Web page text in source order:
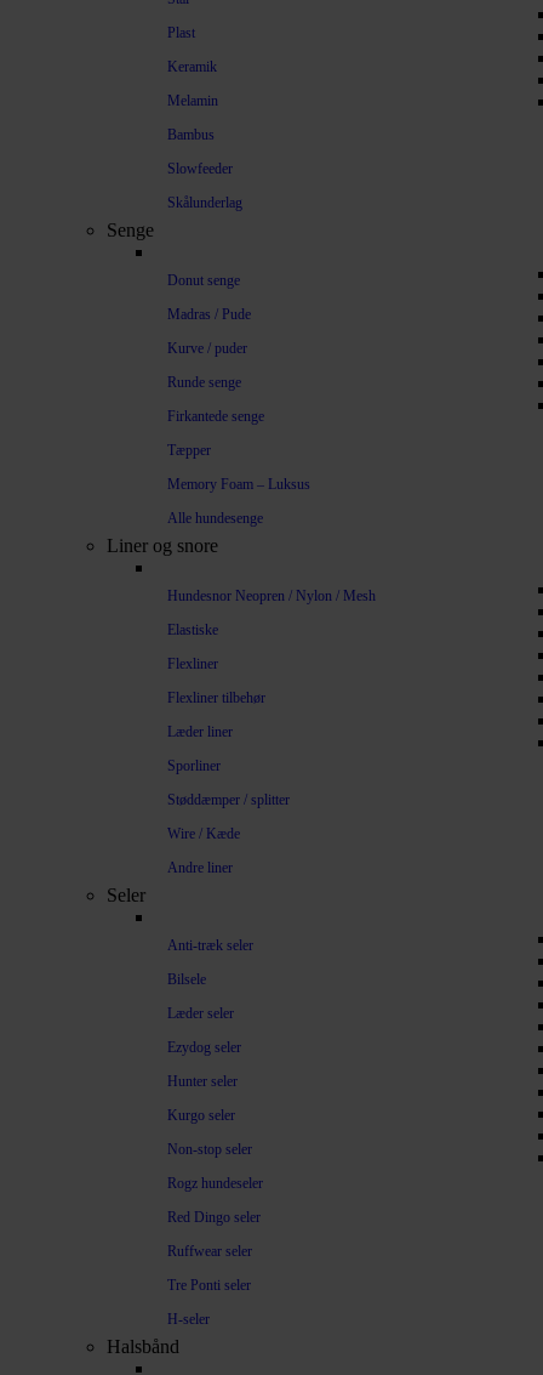
Plast
Keramik
Melamin
Bambus
Slowfeeder
Skålunderlag
Senge
Donut senge
Madras / Pude
Kurve / puder
Runde senge
Firkantede senge
Tæpper
Memory Foam – Luksus
Alle hundesenge
Liner og snore
Hundesnor Neopren / Nylon / Mesh
Elastiske
Flexliner
Flexliner tilbehør
Læder liner
Sporliner
Støddæmper / splitter
Wire / Kæde
Andre liner
Seler
Anti-træk seler
Bilsele
Læder seler
Ezydog seler
Hunter seler
Kurgo seler
Non-stop seler
Rogz hundeseler
Red Dingo seler
Ruffwear seler
Tre Ponti seler
H-seler
Halsbånd